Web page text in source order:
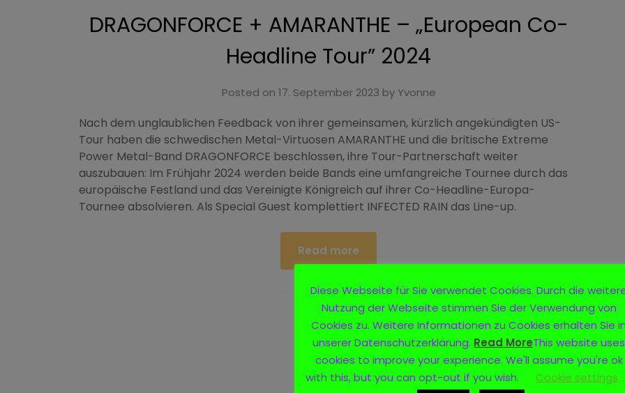
DRAGONFORCE + AMARANTHE – „European Co-
Headline Tour” 2024
Posted on 17. September 2023 byYvonne
Nach dem unglaublichen Feedback von ihrer gemeinsamen, kürzlich angekündigten US-
Tour haben die schwedischen Metal-Virtuosen AMARANTHE und die britische Extreme
Power Metal-Band DRAGONFORCE beschlossen, ihre Tour-Partnerschaft weiter
auszubauen: Im Frühjahr 2024 werden beide Bands eine umfangreiche Tournee durch das
europäische Festland und das Vereinigte Königreich auf ihrer Co-Headline-Europa-
Tournee absolvieren. Als Special Guest komplettiert INFECTED RAIN das Line-up.
Read more
Diese Webseite für Sie verwendet Cookies. Durch die
Nutzung der Webseite stimmen Sie der Verwendung von
Cookies zu. Weitere Informationen zu Cookies erhalten Sie
unserer Datenschutzerklärung. Read MoreThis website uses
cookies to improve your experience. We'll assume you're ok
with this, but you can opt-out if you wish.
Cookie settings